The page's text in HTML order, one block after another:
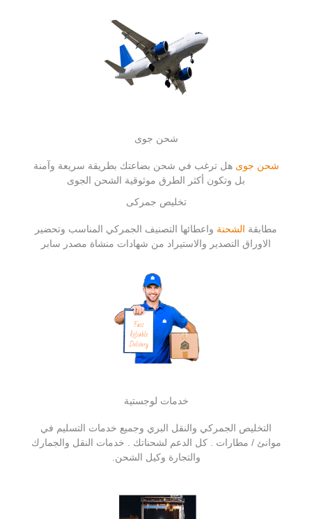
شحن جوى
شحن جوى هل ترغب في شحن بضاعتك بطريقة سريعة وآمنة
بل وتكون أكثر الطرق موثوقية الشحن الجوى
تخليص جمركى
مطابقة الشحنة واعطائها التصنيف الجمركي المناسب وتحضير
الاوراق التصدير والاستيراد من شهادات منشاة مصدر سابر
خدمات لوجستية
التخليص الجمركي والنقل البري وجميع خدمات التسليم في
موانئ / مطارات . كل الدعم لشحناتك . خدمات النقل والجمارك
والتجارة وكيل الشحن.